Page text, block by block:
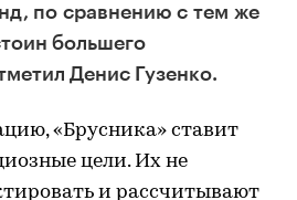
по сравнению с тем же
большего
Денис Гузенко.
«Брусника» ставит
цели. Их не
и рассчитывают